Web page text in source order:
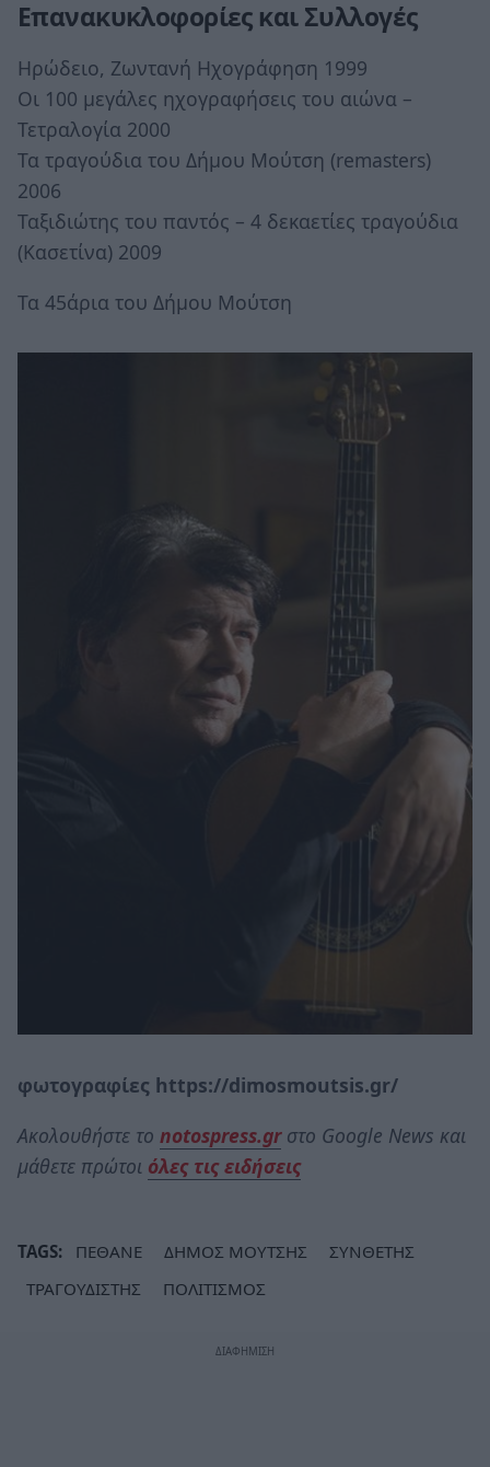
Επανακυκλοφορίες και Συλλογές
Ηρώδειο, Ζωντανή Ηχογράφηση 1999
Οι 100 μεγάλες ηχογραφήσεις του αιώνα –
Τετραλογία 2000
Τα τραγούδια του Δήμου Μούτση (remasters)
2006
Ταξιδιώτης του παντός – 4 δεκαετίες τραγούδια
(Κασετίνα) 2009
Τα 45άρια του Δήμου Μούτση
φωτογραφίες https://dimosmoutsis.gr/
Ακολουθήστε το notospress.grστο Google News και
μάθετε πρώτοι όλες τις ειδήσεις
TAGS: ΠΕΘΑΝΕ ΔΗΜΟΣ ΜΟΥΤΣΗΣ
ΣΥΝΘΕΤΗΣ
ΤΡΑΓΟΥΔΙΣΤΗΣ
ΠΟΛΙΤΙΣΜΟΣ